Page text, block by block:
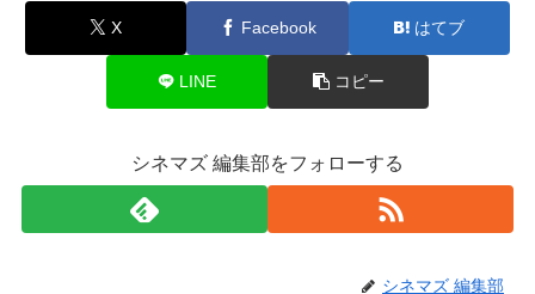
X Facebook はてブ
LINE コピー
シネマズ 編集部をフォローする
シネマズ 編集部